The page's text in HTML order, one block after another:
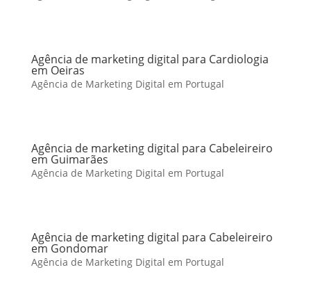
Agência de marketing digital para Cardiologia
em Oeiras
Agência de Marketing Digital em Portugal
Agência de marketing digital para Cabeleireiro
em Guimarães
Agência de Marketing Digital em Portugal
Agência de marketing digital para Cabeleireiro
em Gondomar
Agência de Marketing Digital em Portugal